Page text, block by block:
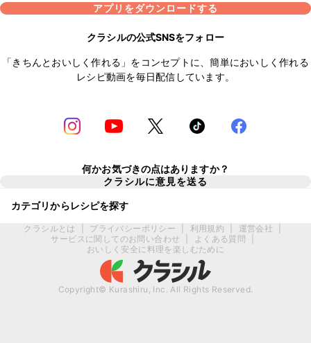
アプリをダウンロードする
クラシルの公式SNSをフォロー
「きちんとおいしく作れる」をコンセプトに、簡単においしく作れる
レシピ動画を毎日配信しています。
何かお気づきの点はありますか？
クラシルに意見を送る
カテゴリからレシピを探す
クラシルとは プライバシーポリシー 利用規約 運営会社
サービスに関してのお問い合わせ
よくある質問
おいしく安全に料理を楽しむために
Copyright© Kurashiru, Inc. All Rights Reserved.